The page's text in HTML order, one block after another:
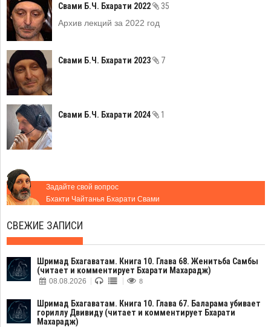
Свами Б.Ч. Бхарати 2022
35
Архив лекций за 2022 год
Свами Б.Ч. Бхарати 2023 7
Свами Б.Ч. Бхарати 2024 1
Задайте свой вопрос
Бхакти Чайтанья Бхарати Свами
СВЕЖИЕ ЗАПИСИ
Шримад Бхагаватам. Книга 10. Глава 68. Женитьба Самбы
(читает и комментирует Бхарати Махарадж)
08.08.2026 8
Шримад Бхагаватам. Книга 10. Глава 67. Баларама убивает
гориллу Двивиду (читает и комментирует Бхарати
Махарадж)